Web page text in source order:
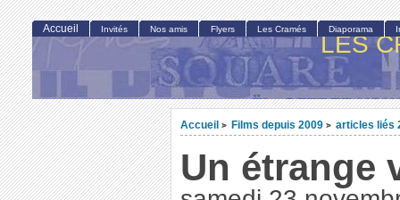
LES
Accueil > Films depuis 2009 > articles liés
Un étrange
Accueil Invités Nos amis Flyers Les Cramés Diaporama